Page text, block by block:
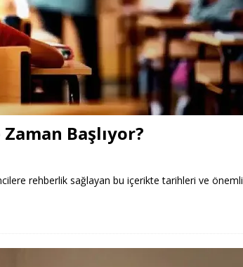
Başlıyor?
rehberlik sağlayan bu içerikte tarihleri ve önemli